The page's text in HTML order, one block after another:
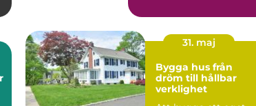
...
31. maj
Bygga hus från
dröm till hållbar
verklighet